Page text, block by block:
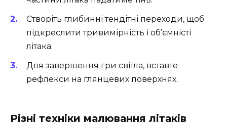
Створіть глибинні тендітні переходи, щоб
підкреслити тривимірність і об’ємністі
літака.
Для завершення гри світла, вставте
рефлекси на глянцевих поверхнях.
Різні техніки малювання літаків